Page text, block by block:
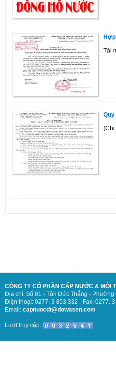
Tải
(Chi
CÔNG TY CỔ PHẦN CẤP NƯỚC & MÔI
Địa chỉ: Số 01 - Tôn Đức Thắng -
Điện thoại: 0277. 3 853 332 - Fax: 0277.
Email: capnuocdt@dowasen.com
Lượt truy cập: